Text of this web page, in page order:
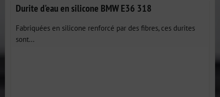
Durite d'eau en silicone BMW E36 318
Fabriquées en silicone renforcé par des fibres, ces durites
sont...